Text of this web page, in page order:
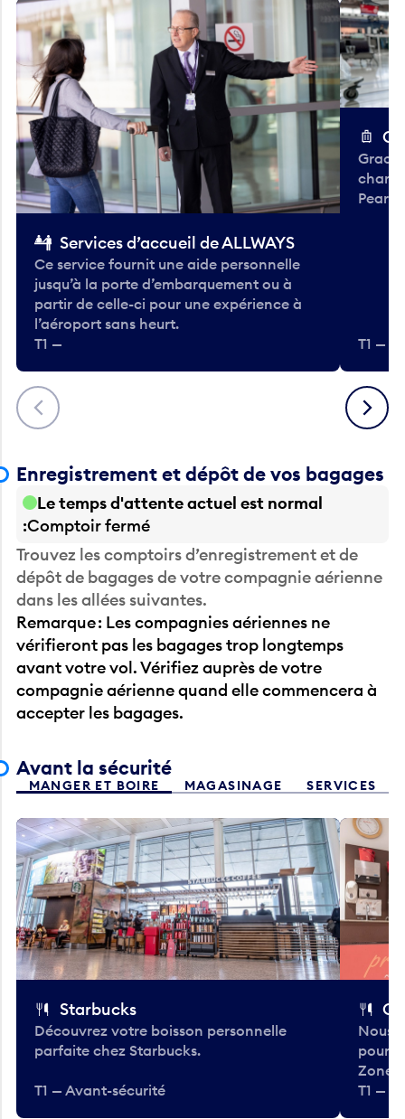
Précédent
Services d’accueil de ALLWAYS
Ce service fournit une aide personnelle
jusqu’à la porte d’embarquement ou à
partir de celle-ci pour une expérience à
l’aéroport sans heurt.
T1 —
T1 —
Suivant
Enregistrement et dépôt de vos bagages
Le temps d'attente actuel est normal
Comptoir fermé
Trouvez les comptoirs d’enregistrement et de
dépôt de bagages de votre compagnie aérienne
dans les allées suivantes.
Remarque : Les compagnies aériennes ne
vérifieront pas les bagages trop longtemps
avant votre vol. Vérifiez auprès de votre
compagnie aérienne quand elle commencera à
accepter les bagages.
Avant la sécurité
MANGER ET BOIRE MAGASINAGE SERVICES
Starbucks
Découvrez votre boisson personnelle
parfaite chez Starbucks.
T1 — Avant-sécurité
Nous
pour
Zone.
T1 —